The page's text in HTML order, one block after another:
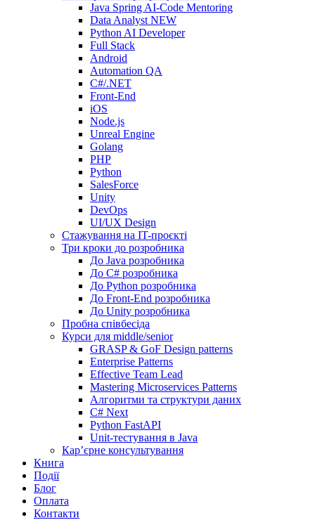
Java Spring AI-Code Mentoring
Data Analyst NEW
Python AI Developer
Full Stack
Android
Automation QA
C#/.NET
Front-End
iOS
Node.js
Unreal Engine
Golang
PHP
Python
SalesForce
Unity
DevOps
UI/UX Design
Стажування на IT-проєкті
Три кроки до розробника
До Java розробника
До C# розробника
До Python розробника
До Front-End розробника
До Unity розробника
Пробна співбесіда
Курси для middle/senior
GRASP & GoF Design patterns
Enterprise Patterns
Effective Team Lead
Mastering Microservices Patterns
Алгоритми та структури даних
C# Next
Python FastAPI
Unit-тестування в Java
Кар’єрне консультування
Книга
Події
Блог
Оплата
Контакти